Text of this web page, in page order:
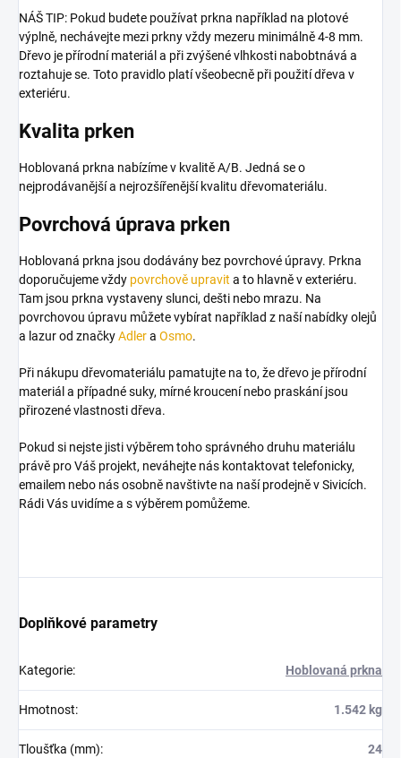
NÁŠ TIP: Pokud budete používat prkna například na plotové
výplně, nechávejte mezi prkny vždy mezeru minimálně 4-8 mm.
Dřevo je přírodní materiál a při zvýšené vlhkosti nabobtnává a
roztahuje se. Toto pravidlo platí všeobecně při použití dřeva v
exteriéru.
Kvalita prken
Hoblovaná prkna nabízíme v kvalitě A/B. Jedná se o
nejprodávanější a nejrozšířenější kvalitu dřevomateriálu.
Povrchová úprava prken
Hoblovaná prkna jsou dodávány bez povrchové úpravy. Prkna
doporučujeme vždy povrchově upravit a to hlavně v exteriéru.
Tam jsou prkna vystaveny slunci, dešti nebo mrazu. Na
povrchovou úpravu můžete vybírat například z naší nabídky olejů
a lazur od značkyAdlera Osmo.
Při nákupu dřevomateriálu pamatujte na to, že dřevo je přírodní
materiál a případné suky, mírné kroucení nebo praskání jsou
přirozené vlastnosti dřeva.
Pokud si nejste jisti výběrem toho správného druhu materiálu
právě pro Váš projekt, neváhejte nás kontaktovat telefonicky,
emailem nebo nás osobně navštivte na naší prodejně v Sivicích.
Rádi Vás uvidíme a s výběrem pomůžeme.
Doplňkové parametry
Kategorie: Hoblovaná prkna
Hmotnost: 1.542 kg
Tloušťka (mm): 24